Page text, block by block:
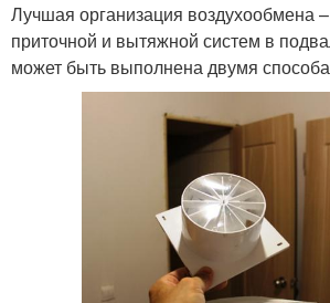
Лучшая организация воздухообмена
приточной и вытяжной систем в
может быть выполнена двумя